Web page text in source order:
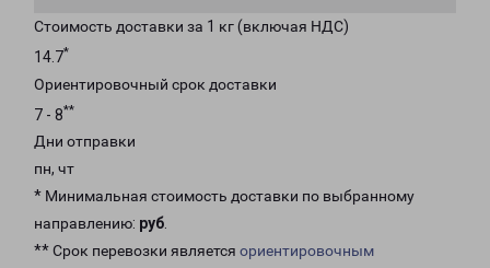
Стоимость доставки за 1 кг (включая НДС)
14.7*
Ориентировочный срок доставки
7 - 8**
Дни отправки
пн, чт
* Минимальная стоимость доставки по выбранному
направлению: руб.
** Срок перевозки является ориентировочным